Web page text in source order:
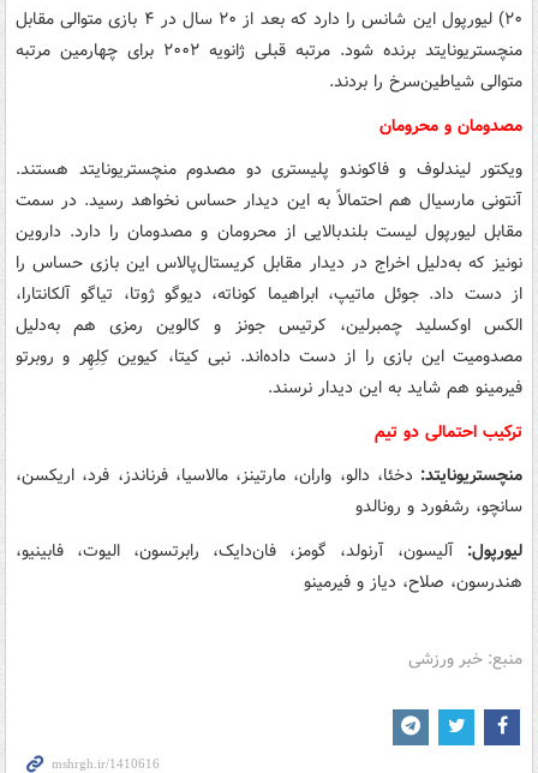
۲۰) لیورپول این شانس را دارد که بعد از ۲۰ سال در ۴ بازی متوالی مقابل
منچستریونایتد برنده شود. مرتبه قبلی ژانویه ۲۰۰۲ برای چهارمین مرتبه
متوالی شیاطین‌سرخ را بردند.
مصدومان و محرومان
ویکتور لیندلوف و فاکوندو پلیستری دو مصدوم منچستریونایتد هستند.
آنتونی مارسیال هم احتمالاً به این دیدار حساس نخواهد رسید. در سمت
مقابل لیورپول لیست بلندبالایی از محرومان و مصدومان را دارد. داروین
نونیز که به‌دلیل اخراج در دیدار مقابل کریستال‌پالاس این بازی حساس را
از دست داد. جوئل ماتیپ، ابراهیما کوناته، دیوگو ژوتا، تیاگو آلکانتارا،
الکس اوکسلید چمبرلین، کرتیس جونز و کالوین رمزی هم به‌دلیل
مصدومیت این بازی را از دست داده‌اند. نبی کیتا، کیوین کِلِهِر و روبرتو
فیرمینو هم شاید به این دیدار نرسند.
ترکیب احتمالی دو تیم
منچستریونایتد: دخئا، دالو، واران، مارتینز، مالاسیا، فرناندز، فرد، اریکسن،
سانچو، رشفورد و رونالدو
لیورپول: آلیسون، آرنولد، گومز، فان‌دایک، رابرتسون، الیوت، فابینیو،
هندرسون، صلاح، دیاز و فیرمینو
منبع: خبر ورزشی